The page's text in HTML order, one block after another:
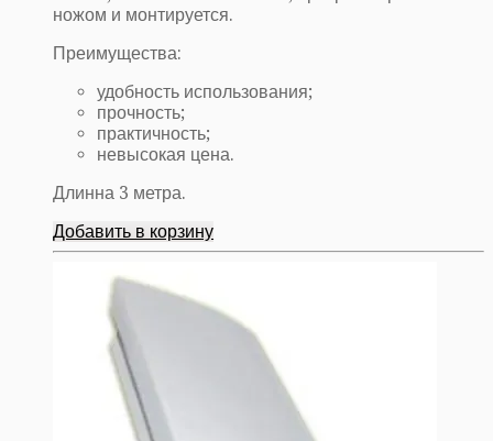
ножом и монтируется.
Преимущества:
удобность использования;
прочность;
практичность;
невысокая цена.
Длинна 3 метра.
Добавить в корзину